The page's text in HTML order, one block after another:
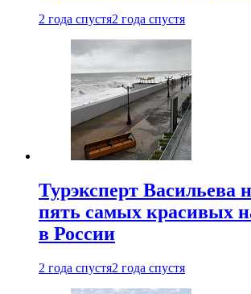
2 года спустя2 года спустя
Турэксперт Васильева
пять самых красивых
в России
2 года спустя2 года спустя